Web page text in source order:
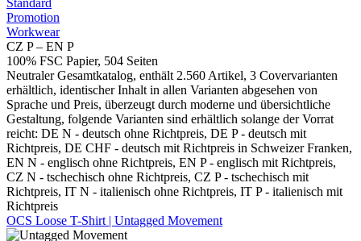
Promotion
Workwear
CZ P – EN P
100% FSC Papier, 504 Seiten
Neutraler Gesamtkatalog, enthält 2.560 Artikel, 3 Covervarianten
erhältlich, identischer Inhalt in allen Varianten abgesehen von
Sprache und Preis, überzeugt durch moderne und übersichtliche
Gestaltung, folgende Varianten sind erhältlich solange der Vorrat
reicht: DE N - deutsch ohne Richtpreis, DE P - deutsch mit
Richtpreis, DE CHF - deutsch mit Richtpreis in Schweizer Franken,
EN N - englisch ohne Richtpreis, EN P - englisch mit Richtpreis,
CZ N - tschechisch ohne Richtpreis, CZ P - tschechisch mit
Richtpreis, IT N - italienisch ohne Richtpreis, IT P - italienisch mit
Richtpreis
OCS Loose T-Shirt | Untagged Movement